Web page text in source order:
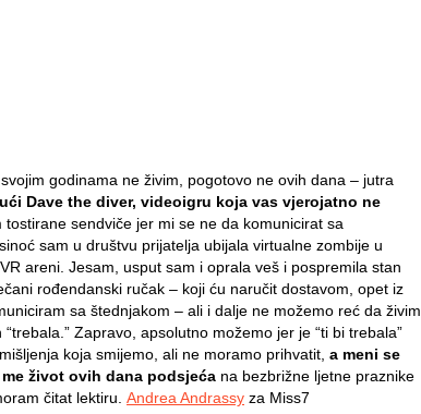
godinama ne živim, pogotovo ne ovih dana – jutra
Dave the diver, videoigru koja vas vjerojatno ne
tostirane sendviče jer mi se ne da komunicirat sa
sam u društvu prijatelja ubijala virtualne zombije u
areni. Jesam, usput sam i oprala veš i pospremila stan
rođendanski ručak – koji ću naručit dostavom, opet iz
sa štednjakom – ali i dalje ne možemo reć da živim
Zapravo, apsolutno možemo jer je “ti bi trebala”
koja smijemo, ali ne moramo prihvatit, a meni se
život ovih dana podsjeća na bezbrižne ljetne praznike
čitat lektiru. Andrea Andrassy za Miss7